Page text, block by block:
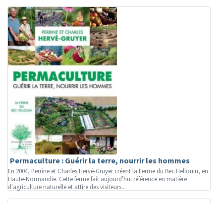
Permaculture : Guérir la terre, nourrir les hommes
En 2004, Perrine et Charles Hervé-Gruyer créent la Ferme du Bec Hellouin, en
Haute-Normandie. Cette ferme fait aujourd'hui référence en matière
d'agriculture naturelle et attire des visiteurs...